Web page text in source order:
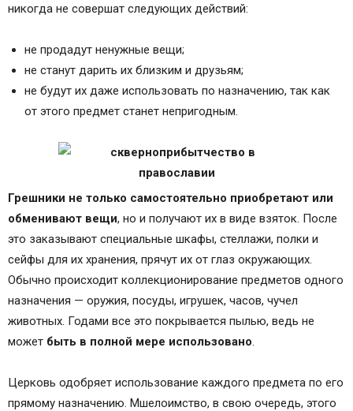
никогда не совершат следующих действий:
не продадут ненужные вещи;
не станут дарить их близким и друзьям;
не будут их даже использовать по назначению, так как
от этого предмет станет непригодным.
Грешники не только самостоятельно приобретают или
обменивают вещи, но и получают их в виде взяток. После
это заказывают специальные шкафы, стеллажи, полки и
сейфы для их хранения, прячут их от глаз окружающих.
Обычно происходит коллекционирование предметов одного
назначения — оружия, посуды, игрушек, часов, чучел
животных. Годами все это покрывается пылью, ведь не
может быть в полной мере использовано.
Церковь одобряет использование каждого предмета по его
прямому назначению. Мшелоимство, в свою очередь, этого